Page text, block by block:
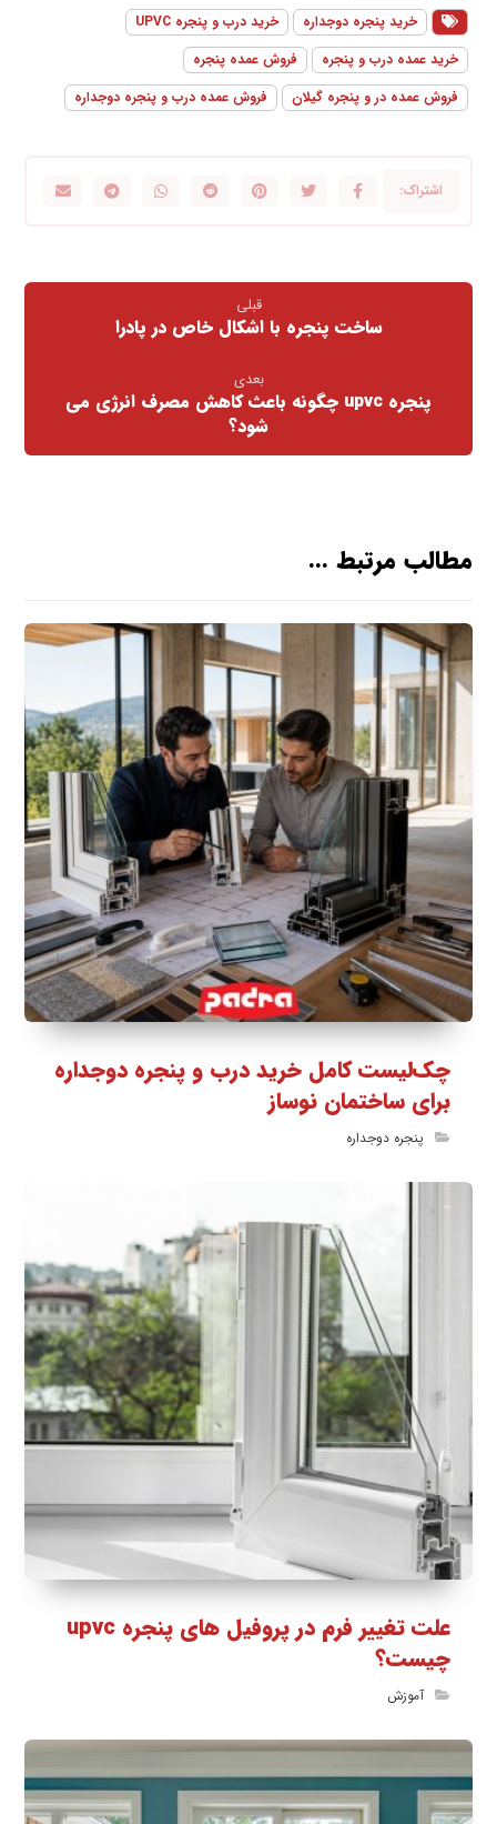
خرید پنجره دوجداره
خرید درب و پنجره UPVC
خرید عمده درب و پنجره
فروش عمده پنجره
فروش عمده در و پنجره گیلان
فروش عمده درب و پنجره دوجداره
قبلی
ساخت پنجره با اشکال خاص در پادرا
بعدی
پنجره upvc چگونه باعث کاهش مصرف انرژی می
شود؟
مطالب مرتبط ...
چک‌لیست کامل خرید درب و پنجره دوجداره
برای ساختمان نوساز
پنجره دوجداره
علت تغییر فرم در پروفیل های پنجره upvc
چیست؟
آموزش